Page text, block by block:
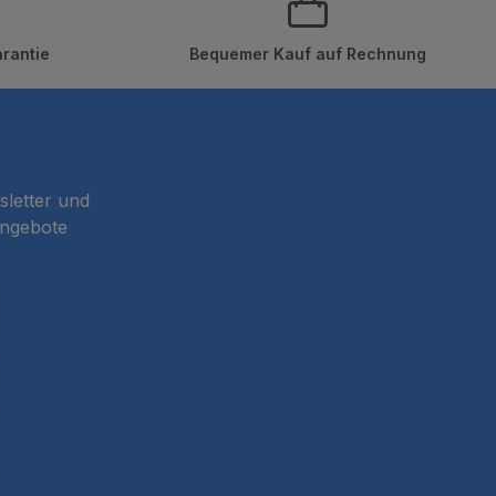
Bequemer Kauf auf Rechnung
und